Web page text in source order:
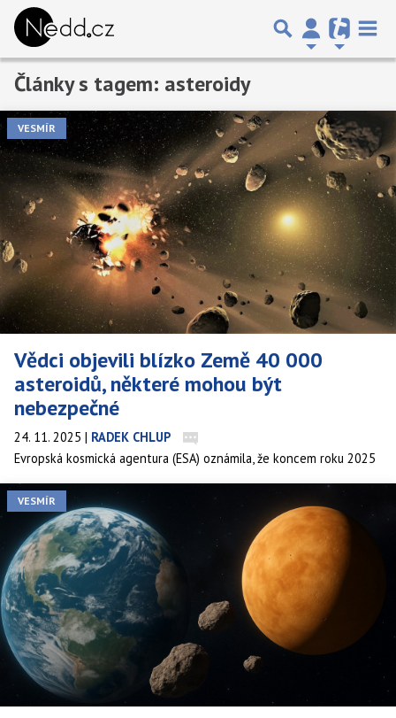
Články s tagem: asteroidy
VESMÍR
Vědci objevili blízko Země 40 000
asteroidů, některé mohou být
nebezpečné
24. 11. 2025 | RADEK CHLUP
Evropská kosmická agentura (ESA) oznámila, že koncem roku 2025
překročil počet známých blízkozemních asteroidů hranici 40 tisíc.
Jedná se o planetky od naší planety vzdálené méně než 45
milionů kilometrů.
VESMÍR
Předchozí 1 2 Další